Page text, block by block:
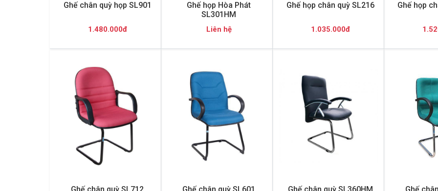
Ghế chân quỳ họp SL901
1.480.000đ
Ghế họp Hòa Phát
SL301HM
Liên hệ
Ghế họp chân quỳ SL216
1.035.000đ
Ghế họp